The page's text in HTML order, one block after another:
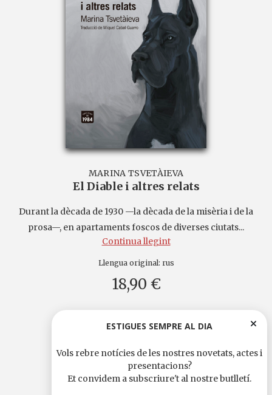
MARINA TSVETÀIEVA
El Diable i altres relats
Durant la dècada de 1930 —la dècada de la misèria i de la
prosa—, en apartaments foscos de diverses ciutats...
Continua llegint
Llengua original: rus
18,90 €
ESTIGUES SEMPRE AL DIA
Vols rebre notícies de les nostres novetats, actes i
presentacions?
Et convidem a subscriure't al nostre butlletí.